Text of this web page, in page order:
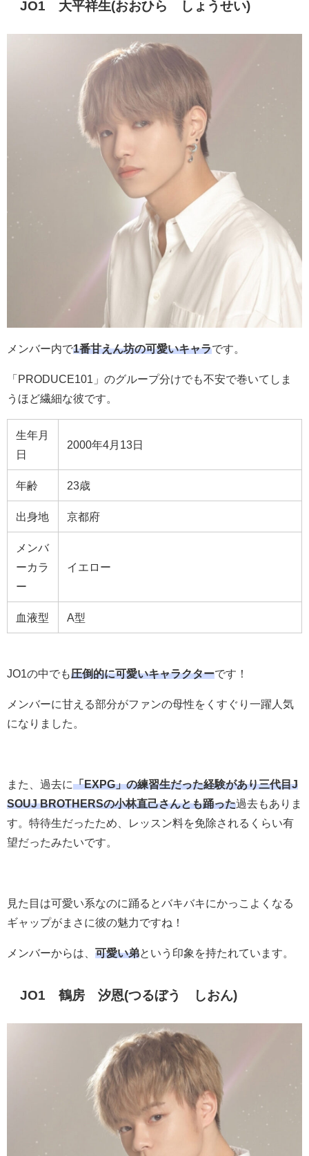
JO1 大平祥生(おおひら しょうせい)
メンバー内で1番甘えん坊の可愛いキャラです。
「PRODUCE101」のグループ分けでも不安で巻いてしま
うほど繊細な彼です。
生年月
日
2000年4月13日
年齢 23歳
出身地 京都府
メンバ
ーカラ
ー
イエロー
血液型 A型
JO1の中でも圧倒的に可愛いキャラクターです！
メンバーに甘える部分がファンの母性をくすぐり一躍人気
になりました。
また、過去に「EXPG」の練習生だった経験があり三代目J
SOUJ BROTHERSの小林直己さんとも踊った過去もありま
す。特待生だったため、レッスン料を免除されるくらい有
望だったみたいです。
見た目は可愛い系なのに踊るとバキバキにかっこよくなる
ギャップがまさに彼の魅力ですね！
メンバーからは、 可愛い弟という印象を持たれています。
JO1 鶴房 汐恩(つるぼう しおん)